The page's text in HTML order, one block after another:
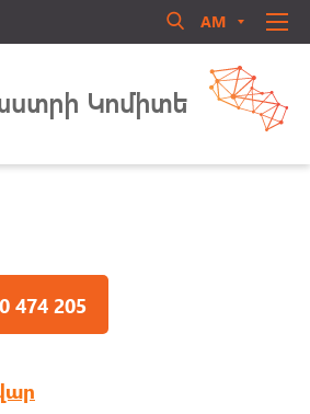
AM
Կոմիտե
ՏԵՂԵԿԱՏՈՒ
ԿԱՌԱՎԱՐՈՒՄ
474 205
եք ծածկագիրը
Login